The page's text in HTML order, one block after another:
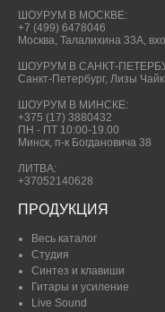
ШОУРУМ В МОСКВЕ:
+7 (499) 6478046
Москва, Талалихина 33А,
ШОУРУМ В САНКТ-
Санкт-Петербург, Лизы
ШОУРУМ В МИНСКЕ:
+375 (17) 3880432
ПН - ПТ 10:00-19.00
Минск, п-к Богдановича 38
ЛИТВА:
+37052140628
ПРОДУКЦИЯ
Весь каталог
Студия
Синтез и клавиши
Гитары и усиление
Live Sound